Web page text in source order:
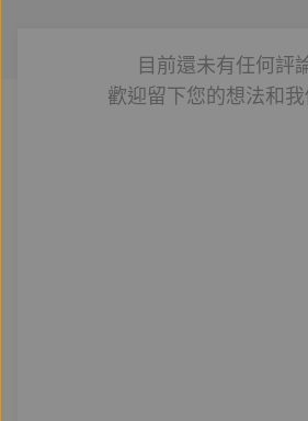
目前還未有任何評
歡迎留下您的想法和